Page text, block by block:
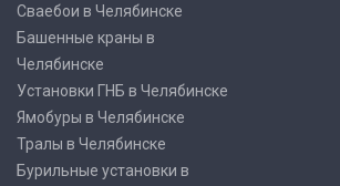
Сваебои в Челябинске
Башенные краны в
Челябинске
Установки ГНБ в Челябинске
Ямобуры в Челябинске
Тралы в Челябинске
Бурильные установки в